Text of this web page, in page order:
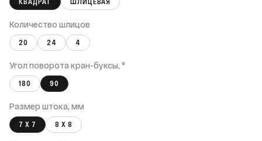
Количество шлицов
20 24 4
Угол поворота кран-буксы, °
180 90
Размер штока, мм
7 Х 7 8 Х 8